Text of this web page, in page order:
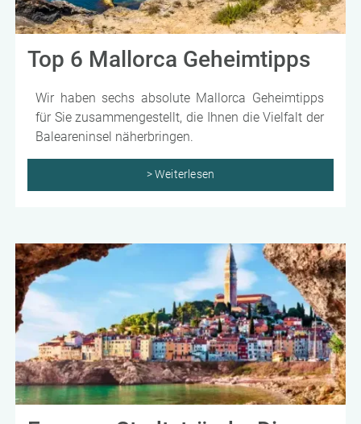
Top 6 Mallorca Geheimtipps
Wir haben sechs absolute Mallorca Geheimtipps
für Sie zusammengestellt, die Ihnen die Vielfalt der
Baleareninsel näherbringen.
> Weiterlesen